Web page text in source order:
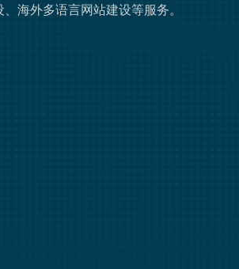
海外多语言网站建设等服务。